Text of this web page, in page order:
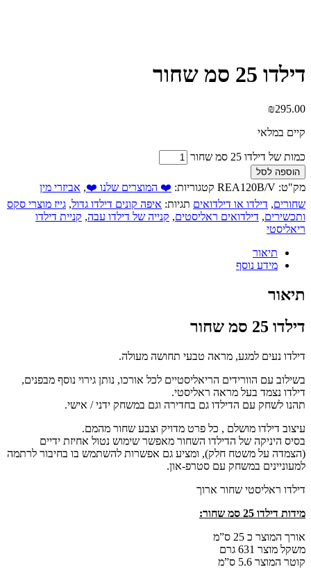
דילדו 25 סמ שחור
₪295.00
קיים במלאי
כמות של דילדו 25 סמ שחור
הוספה לסל
מק"ט: REA120B/V קטגוריות: ❤️ המוצרים שלנו ❤️, אביזרי מין
שחורים, דילדו או דילדואים תגיות: איפה קונים דילדו גדול, גייז מוצרי סקס
ותכשירים, דילדואים ראליסטים, קנייה של דילדו עבה, קניית דילדו
ריאליסטי
תיאור
מידע נוסף
תיאור
דילדו 25 סמ שחור
דילדו נעים למגע, מראה טבעי תחושה מעולה.
בשילוב עם הוורידים הריאליסטיים לכל אורכו, נותן גירוי נוסף מבפנים,
דילדו נצמד בעל מראה ראליסטי.
תהנו לשחק עם הדילדו גם בחדירה וגם במשחק ידני / אישי.
עיצוב דילדו מושלם , כל פרט מדויק וצבע שחור מהמם.
בסיס היניקה של הדילדו השחור מאפשר שימוש נטול אחיזת ידיים
(הצמדה על משטח חלק), ומציע גם אפשרות להשתמש בו בחיבור לרתמה
למעוניינים במשחק עם סטרפ-און.
דילדו ראליסטי שחור ארוך
מידות דילדו 25 סמ שחור:
אורך המוצר כ 25 ס”מ
משקל מוצר 631 גרם
קוטר המוצר 5.6 ס”מ